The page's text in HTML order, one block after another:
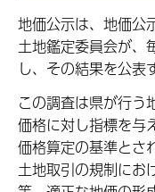
地価公示は、地価公
土地鑑定委員会が、
し、その結果を公表
この調査は県が行う
価格に対し指標を与
価格算定の基準とさ
土地取引の規制にお